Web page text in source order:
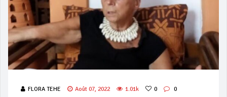
FLORA TEHE Août 07, 2022 1.01k 0 0